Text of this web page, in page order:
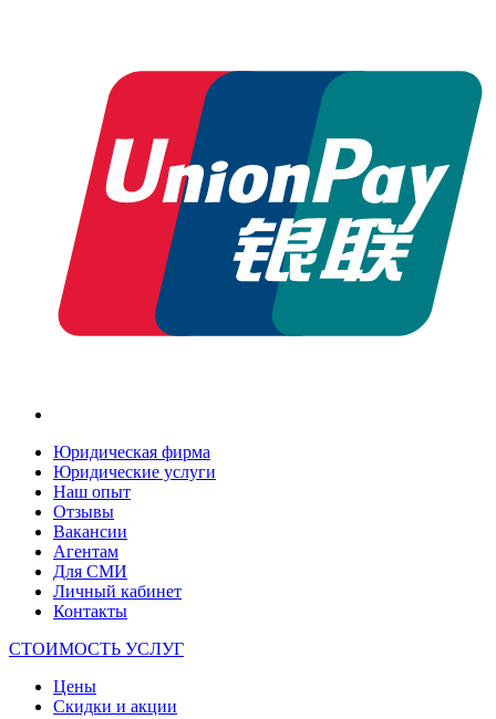
Юридическая фирма
Юридические услуги
Наш опыт
Отзывы
Вакансии
Агентам
Для СМИ
Личный кабинет
Контакты
СТОИМОСТЬ УСЛУГ
Цены
Скидки и акции